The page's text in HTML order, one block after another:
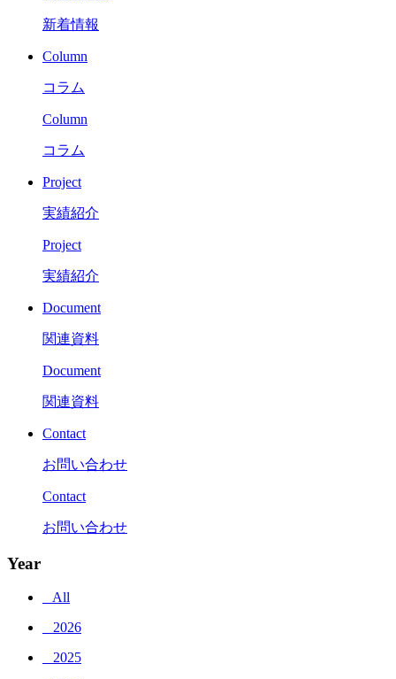
新着情報
Column
コラム
Column
コラム
Project
実績紹介
Project
実績紹介
Document
関連資料
Document
関連資料
Contact
お問い合わせ
Contact
お問い合わせ
Year
_ All
_ 2026
_ 2025